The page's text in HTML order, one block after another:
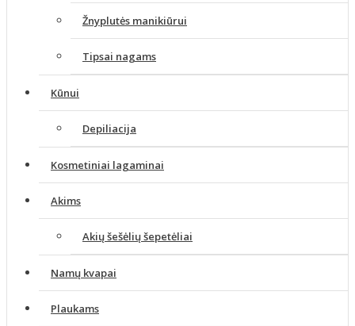
Žnyplutės manikiūrui
Tipsai nagams
Kūnui
Depiliacija
Kosmetiniai lagaminai
Akims
Akių šešėlių šepetėliai
Namų kvapai
Plaukams